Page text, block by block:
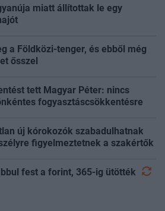
miatt állítottak le egy
a Földközi-tenger, és ebből még
ősszel
tett Magyar Péter: nincs
fogyasztáscsökkentésre
új kórokozók szabadulhatnak
figyelmeztetnek a szakértők
fest a forint, 365-ig ütötték